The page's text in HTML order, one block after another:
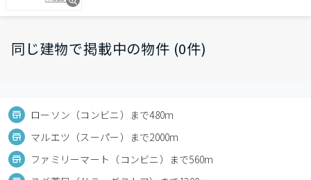
同じ建物で掲載中の物件 (0件)
ローソン（コンビニ）まで480m
マルエツ（スーパー）まで2000m
ファミリーマート（コンビニ）まで560m